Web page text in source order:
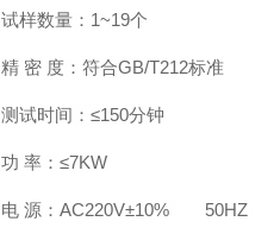
试样数量：1~19个
精 密 度：符合GB/T212标准
测试时间：≤150分钟
功 率：≤7KW
电 源：AC220V±10% 50HZ